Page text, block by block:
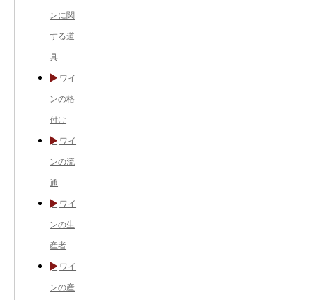
ンに関
する道
具
ワイ
ンの格
付け
ワイ
ンの流
通
ワイ
ンの生
産者
ワイ
ンの産